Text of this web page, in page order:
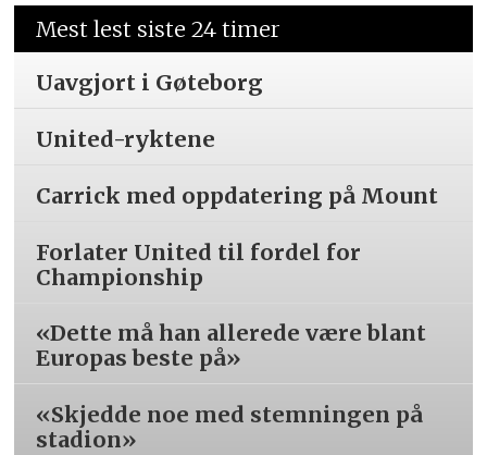
Mest lest siste 24 timer
Uavgjort i Gøteborg
United-ryktene
Carrick med oppdatering på Mount
Forlater United til fordel for
Championship
«Dette må han allerede være blant
Europas beste på»
«Skjedde noe med stemningen på
stadion»